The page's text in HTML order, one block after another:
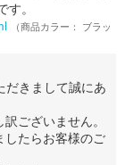
。
（商品カラー： ブラッ
だきまして誠にあ
ございません。
したらお客様のご